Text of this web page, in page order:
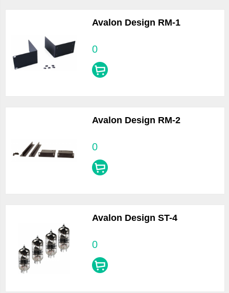
Avalon Design RM-1
0
Avalon Design RM-2
0
Avalon Design ST-4
0